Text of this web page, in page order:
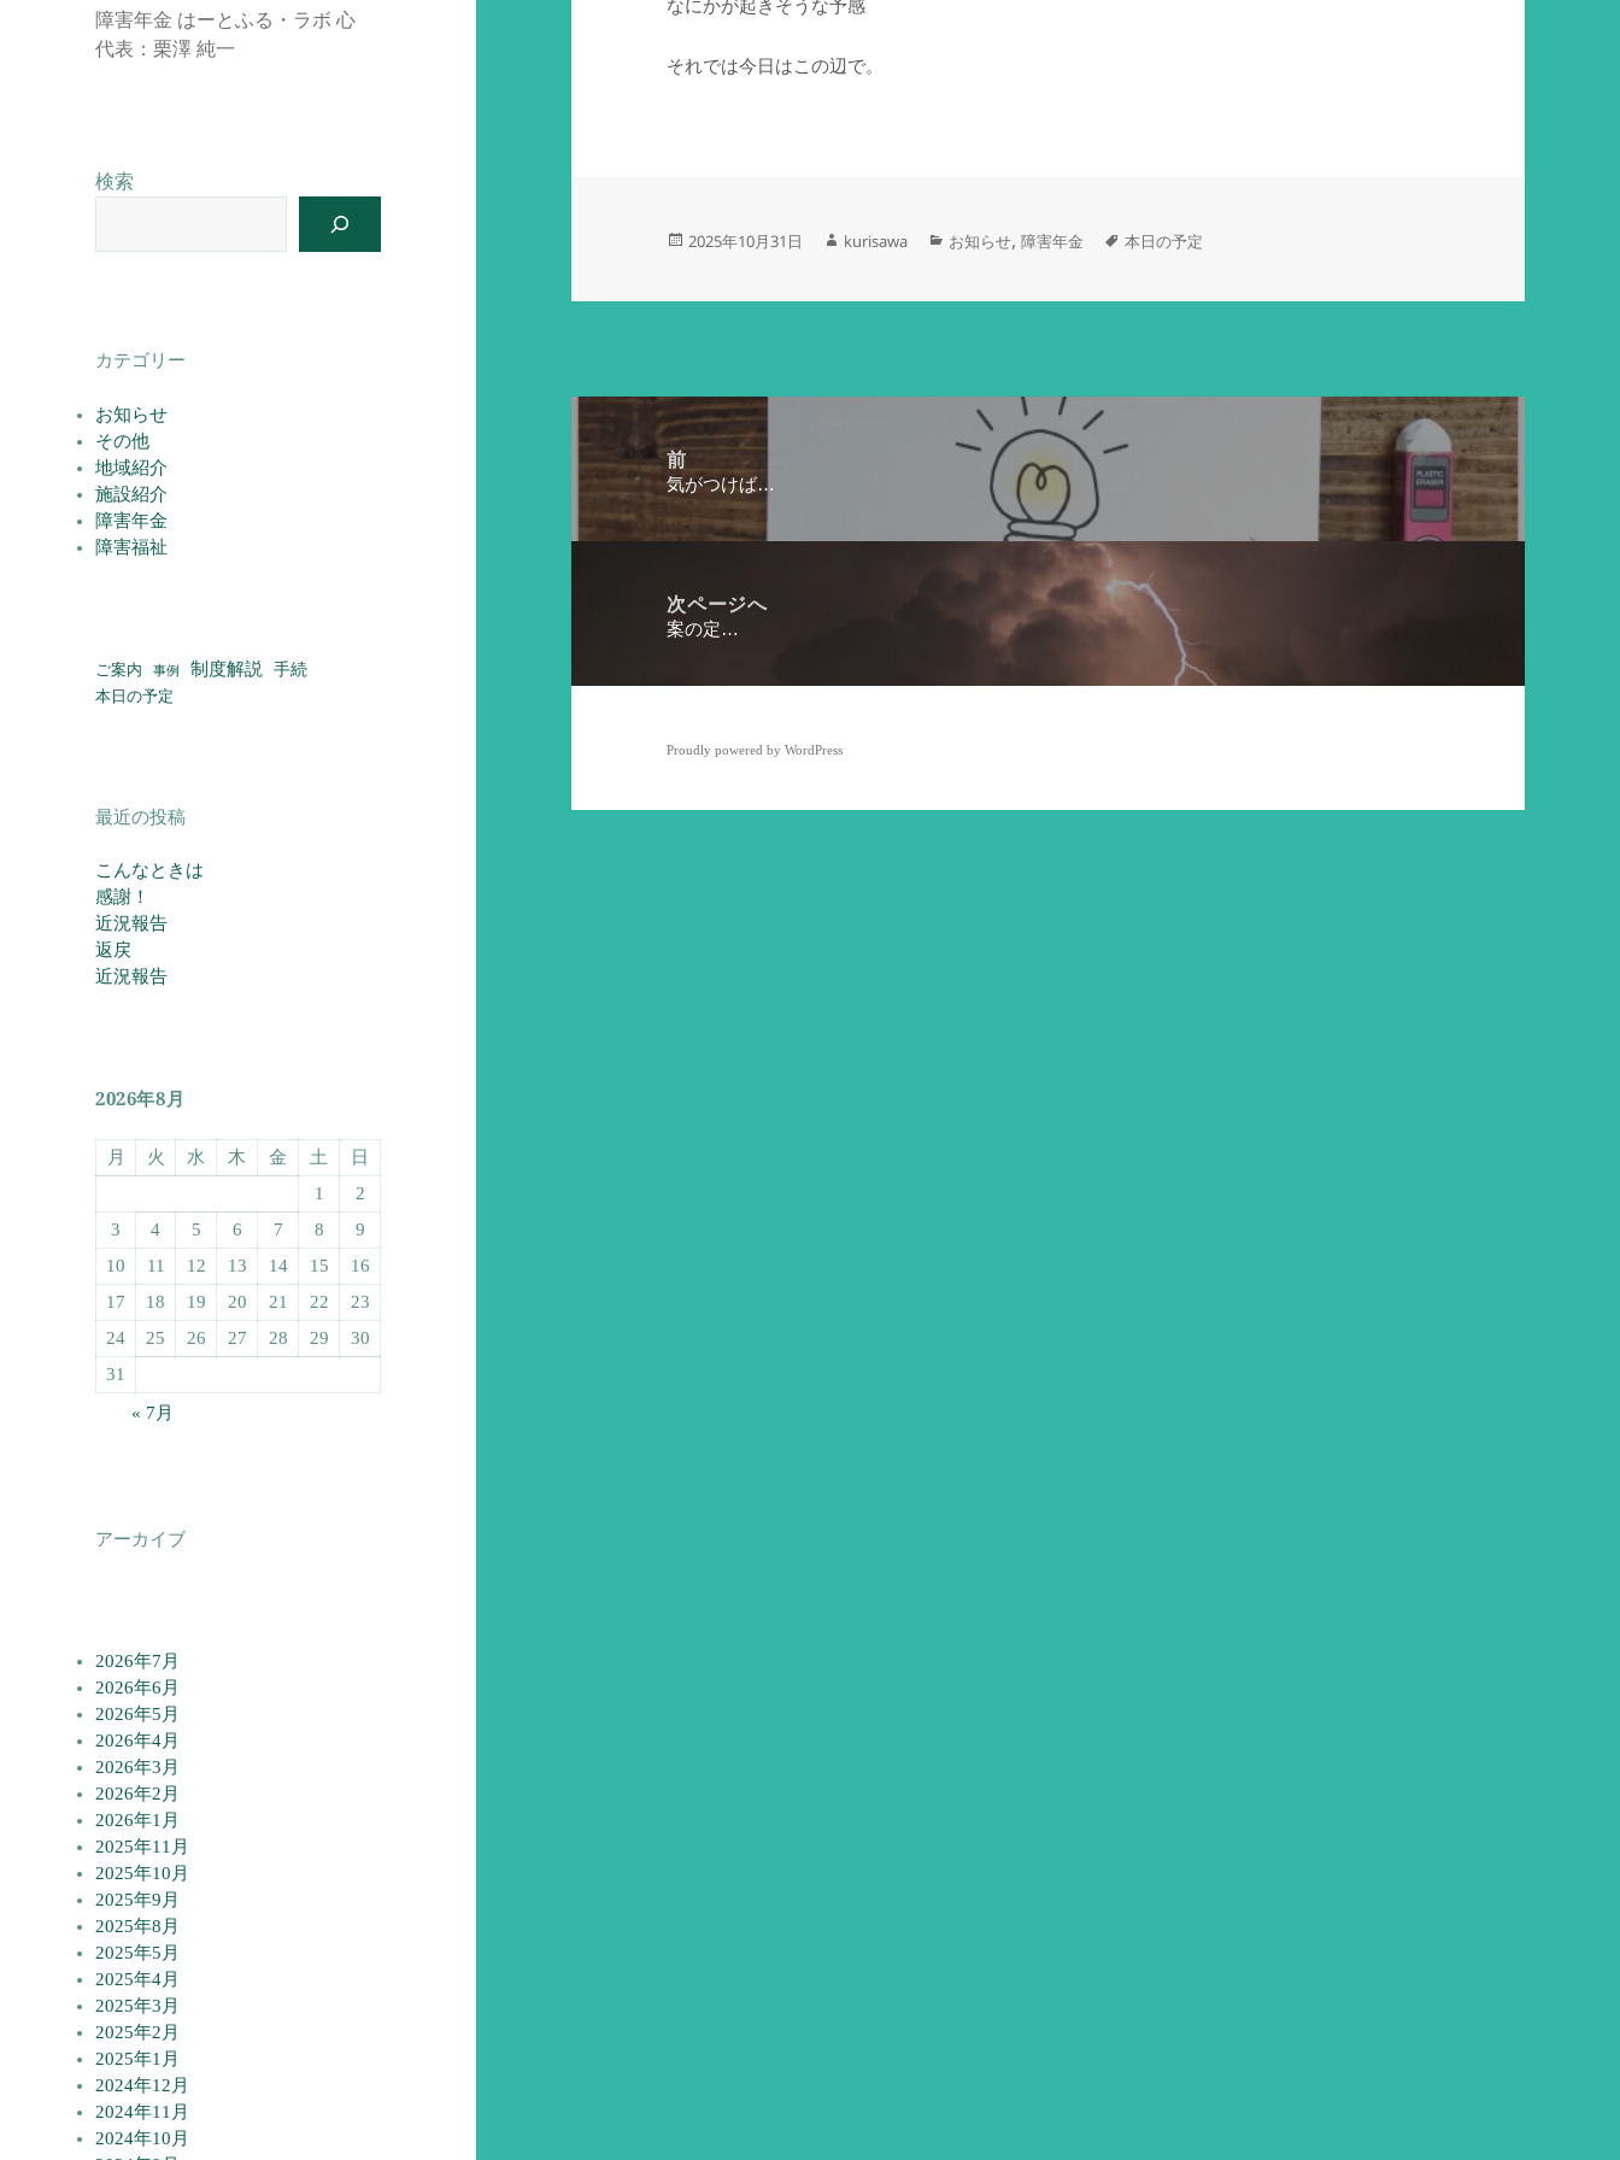
障害年金 はーとふる・ラボ 心
代表：栗澤 純一
検索
カテゴリー
お知らせ
その他
地域紹介
施設紹介
障害年金
障害福祉
ご案内 事例 制度解説
手続
本日の予定
最近の投稿
こんなときは
感謝！
近況報告
返戻
近況報告
2026年8月
月 火 水 木 金 土
日
1
2
3
4 5 6 7 8
9
10
11 12 13 14 15
16
17
18 19 20 21 22
23
24
25 26 27 28 29
30
31
« 7月
アーカイブ
2026年7月
2026年6月
2026年5月
2026年4月
2026年3月
2026年2月
2026年1月
2025年11月
2025年10月
2025年9月
2025年8月
2025年5月
2025年4月
2025年3月
2025年2月
2025年1月
2024年12月
2024年11月
2024年10月
なにかが起きそうな予感
それでは今日はこの辺で。
投
日:
2025年10月31日
作
者
kurisawa
カ
ゴ
お知らせ,障害年金
タ
本日の予定
稿
前
前
投
気がつけば…
次ページへ
次
投
案の定…
Proudly powered by WordPress